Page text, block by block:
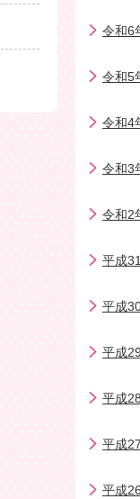
令和6
令和5
令和4
令和3
令和2
平成
平成
平成
平成
平成
平成